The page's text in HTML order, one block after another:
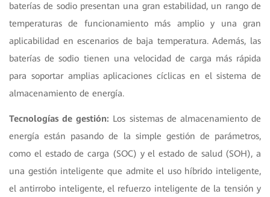
baterías de sodio presentan una gran estabilidad, un rango de
temperaturas de funcionamiento más amplio y una gran
aplicabilidad en escenarios de baja temperatura. Además, las
baterías de sodio tienen una velocidad de carga más rápida
para soportar amplias aplicaciones cíclicas en el sistema de
almacenamiento de energía.
Tecnologías de gestión: Los sistemas de almacenamiento de
energía están pasando de la simple gestión de parámetros,
como el estado de carga (SOC) y el estado de salud (SOH), a
una gestión inteligente que admite el uso híbrido inteligente,
el antirrobo inteligente, el refuerzo inteligente de la tensión y